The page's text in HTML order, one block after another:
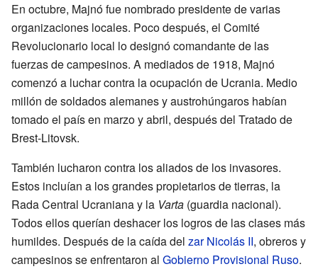
En octubre, Majnó fue nombrado presidente de varias
organizaciones locales. Poco después, el Comité
Revolucionario local lo designó comandante de las
fuerzas de campesinos. A mediados de 1918, Majnó
comenzó a luchar contra la ocupación de Ucrania. Medio
millón de soldados alemanes y austrohúngaros habían
tomado el país en marzo y abril, después del Tratado de
Brest-Litovsk.
También lucharon contra los aliados de los invasores.
Estos incluían a los grandes propietarios de tierras, la
Rada Central Ucraniana y la Varta (guardia nacional).
Todos ellos querían deshacer los logros de las clases más
humildes. Después de la caída del zar Nicolás II, obreros y
campesinos se enfrentaron al Gobierno Provisional Ruso.